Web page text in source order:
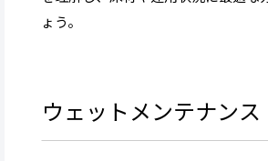
ょう。
ウェットメンテナンス